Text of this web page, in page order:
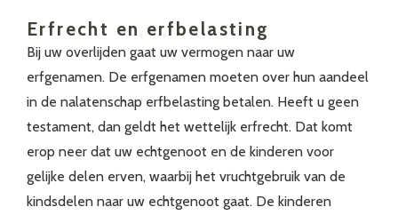
Erfrecht en erfbelasting
Bij uw overlijden gaat uw vermogen naar uw
erfgenamen. De erfgenamen moeten over hun aandeel
in de nalatenschap erfbelasting betalen. Heeft u geen
testament, dan geldt het wettelijk erfrecht. Dat komt
erop neer dat uw echtgenoot en de kinderen voor
gelijke delen erven, waarbij het vruchtgebruik van de
kindsdelen naar uw echtgenoot gaat. De kinderen